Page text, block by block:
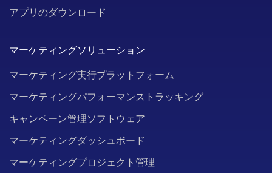
アプリのダウンロード
マーケティングソリューション
マーケティング実行プラットフォーム
マーケティングパフォーマンストラッキング
キャンペーン管理ソフトウェア
マーケティングダッシュボード
マーケティングプロジェクト管理